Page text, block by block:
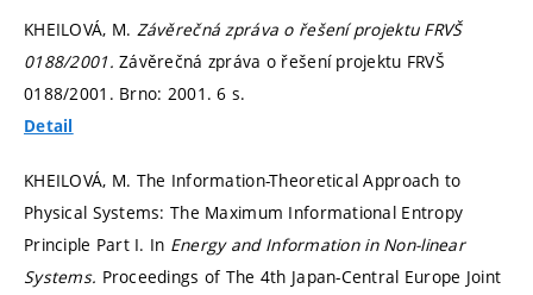
KHEILOVÁ, M. Závěrečná zpráva o řešení projektu FRVŠ
0188/2001.Závěrečná zpráva o řešení projektu FRVŠ
0188/2001. Brno: 2001. 6 s.
Detail
KHEILOVÁ, M. The Information-Theoretical Approach to
Physical Systems: The Maximum Informational Entropy
Principle Part I. In Energy and Information in Non-linear
Systems. Proceedings of The 4th Japan-Central Europe Joint